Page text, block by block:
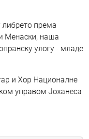
либрето према
Менаски, наша
улогу - младе
и Хор Националне
управом Јоханеса